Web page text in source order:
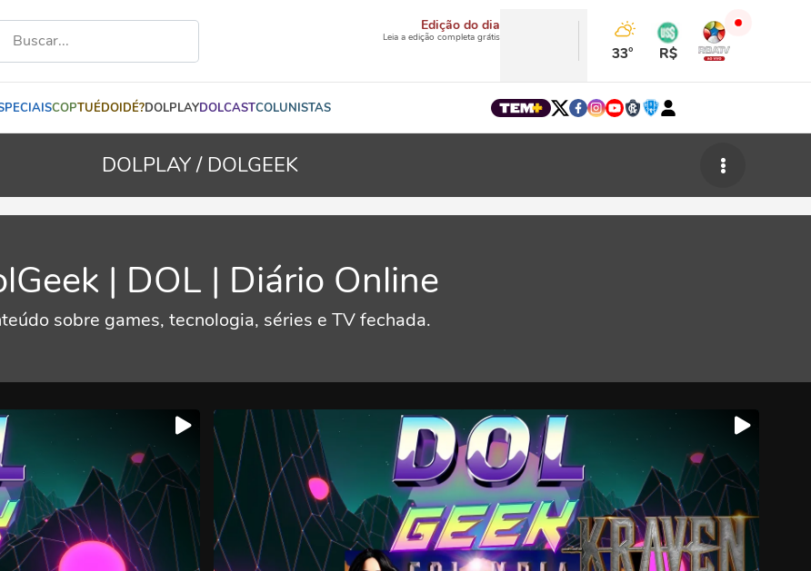
Edição do dia
Leia a edição completa grátis
33° R$
COPTUÉDOIDÉ?DOLPLAYDOLCASTCOLUNISTAS
DOLPLAY / DOLGEEK
| DOL | Diário Online
sobre games, tecnologia, séries e TV fechada.